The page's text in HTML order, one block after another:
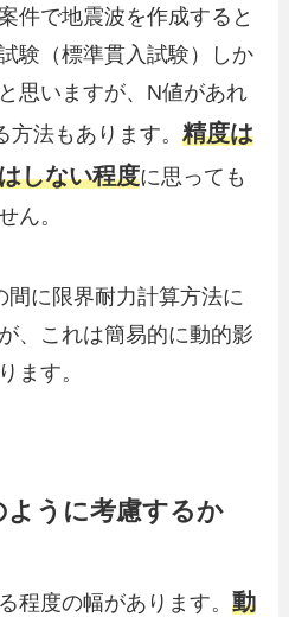
件で地震波を作成すると
験（標準貫入試験）しか
思いますが、N値があれ
方法もあります。精度は
しない程度に思っても
ん。
に限界耐力計算方法に
、これは簡易的に動的影
ます。
うに考慮するか
程度の幅があります。動